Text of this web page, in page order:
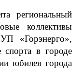
региональный
коллективы
«Горэнерго»,
в городе
юбилея города